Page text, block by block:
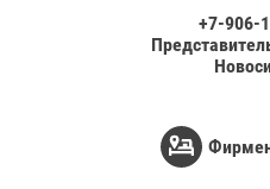
+7-906-